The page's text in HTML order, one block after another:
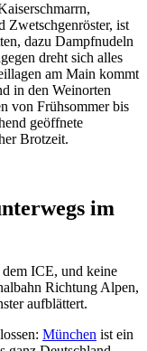
Zwetschgenröster, ist
dazu Dampfnudeln
dreht sich alles
am Main kommt
in den Weinorten
von Frühsommer bis
geöffnete
Brotzeit.
im
ICE, und keine
Richtung Alpen,
aufblättert.
München ist ein